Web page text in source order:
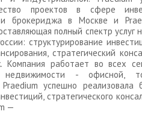
проектов в сфере
и брокериджа в Москве и
полный спектр услуг
структурирование
стратегический
Компания работает во всех
недвижимости - офисной,
успешно реализовала
стратегического
—